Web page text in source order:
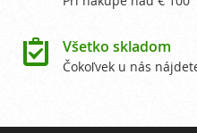
 Všetko skladom
Čokoľvek u nás